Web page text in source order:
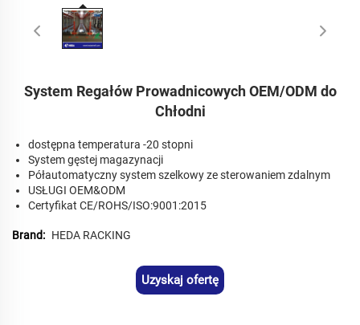
System Regałów Prowadnicowych OEM/ODM do
Chłodni
dostępna temperatura -20 stopni
System gęstej magazynacji
Półautomatyczny system szelkowy ze sterowaniem zdalnym
USŁUGI OEM&ODM
Certyfikat CE/ROHS/ISO:9001:2015
Brand: HEDA RACKING
Uzyskaj ofertę